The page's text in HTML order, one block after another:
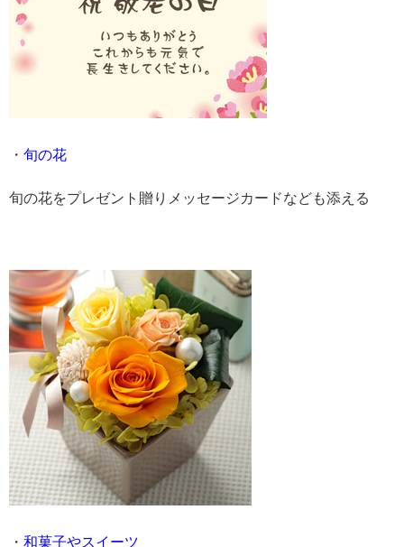
・ 旬の花
旬の花をプレゼント贈りメッセージカードなども添える
・ 和菓子やスイーツ